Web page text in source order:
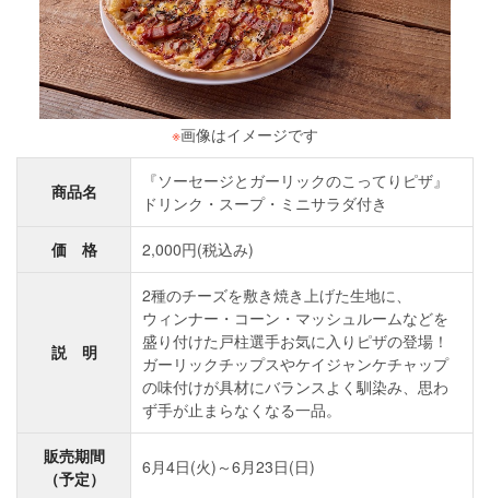
※画像はイメージです
商品名
『ソーセージとガーリックのこってりピザ』
ドリンク・スープ・ミニサラダ付き
価 格 2,000円(税込み)
説 明
2種のチーズを敷き焼き上げた生地に、
ウィンナー・コーン・マッシュルームなどを
盛り付けた戸柱選手お気に入りピザの登場！
ガーリックチップスやケイジャンケチャップ
の味付けが具材にバランスよく馴染み、思わ
ず手が止まらなくなる一品。
販売期間
（予定）
6月4日(火)～6月23日(日)